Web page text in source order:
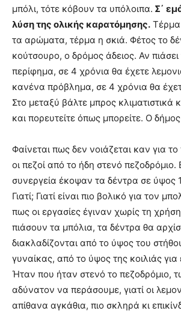
μπόλι, τότε κόβουν τα υπόλοιπα. Σ΄
λύση της ολικής καρατόμησης.
τα αρώματα, τέρμα η σκιά. Φέτος το
κούτσουρο, ο δρόμος άδειος. Αν πιάσει
περίφημα, σε 4 χρόνια θα έχετε
κανένα πρόβλημα, σε 4 χρόνια θα
Στο μεταξύ βάλτε μπρος κλιματιστικά
και πορευτείτε όπως μπορείτε. Ο δήμος
Φαίνεται πως δεν νοιάζεται καν για
οι πεζοί από το ήδη στενό πεζοδρόμιο.
συνεργεία έκοψαν τα δέντρα σε ύψος
Γιατί; Γιατί είναι πιο βολικό για τον
πως οι εργασίες έγιναν χωρίς τη
πιάσουν τα μπόλια, τα δέντρα θα
διακλαδίζονται από το ύψος του
γυναίκας, από το ύψος της κοιλιάς
Ήταν που ήταν στενό το πεζοδρόμιο,
αδύνατον να περάσουμε, γιατί οι
απίθανα αγκάθια, πιο σκληρά κι